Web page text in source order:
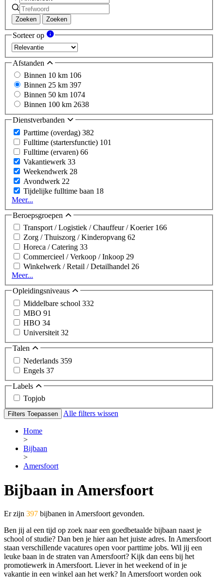
Zoeken Zoeken
Sorteer op
Afstanden
Binnen 10 km 106
Binnen 25 km 397
Binnen 50 km 1074
Binnen 100 km 2638
Dienstverbanden
Parttime (overdag) 382
Fulltime (startersfunctie) 101
Fulltime (ervaren) 66
Vakantiewerk 33
Weekendwerk 28
Avondwerk 22
Tijdelijke fulltime baan 18
Meer...
Beroepsgroepen
Transport / Logistiek / Chauffeur / Koerier 166
Zorg / Thuiszorg / Kinderopvang 62
Horeca / Catering 33
Commercieel / Verkoop / Inkoop 29
Winkelwerk / Retail / Detailhandel 26
Meer...
Opleidingsniveaus
Middelbare school 332
MBO 91
HBO 34
Universiteit 32
Talen
Nederlands 359
Engels 37
Labels
Topjob
Filters Toepassen Alle filters wissen
Home
>
Bijbaan
>
Amersfoort
Bijbaan in Amersfoort
Er zijn 397 bijbanen in Amersfoort gevonden.
Ben jij al een tijd op zoek naar een goedbetaalde bijbaan naast je
school of studie? Dan ben je hier aan het juiste adres. In Amersfoort
staan verschillende vacatures open voor parttime jobs. Wil jij een
leuke baan in de straten van Amersfoort? Kijk dan eens bij het
promotiewerk in Amersfoort. Liever in het weekend of in je
vakantie in een winkel aan het werk? In Amersfoort worden ook